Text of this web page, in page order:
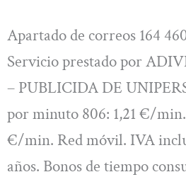
Apartado de correos 164
Servicio prestado por
– PUBLICIDA DE
por minuto 806: 1,21 €/
€/min. Red móvil. IVA
años. Bonos de tiempo